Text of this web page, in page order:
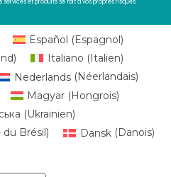
Español (Espagnol)
) Italiano (Italien)
Nederlands(Néerlandais)
Magyar (Hongrois)
(Ukrainien)
Brésil ) Dansk(Danois)